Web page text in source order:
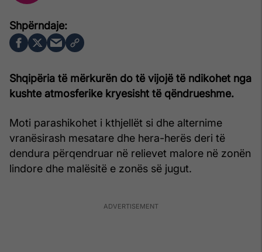
Shqipëria të mërkurën do të vijojë të ndikohet nga
kushte atmosferike kryesisht të qëndrueshme.
Moti parashikohet i kthjellët si dhe alternime
vranësirash mesatare dhe hera-herës deri të
dendura përqendruar në relievet malore në zonën
lindore dhe malësitë e zonës së jugut.